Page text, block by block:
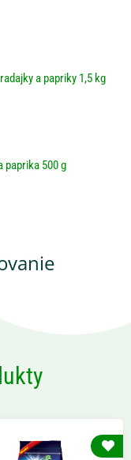
a papriky 1,5 kg
paprika 500 g